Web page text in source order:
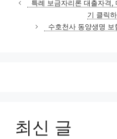
고
리
특례 보금자리론 대출자격
기 클릭
수호천사 동양생명
최신 글